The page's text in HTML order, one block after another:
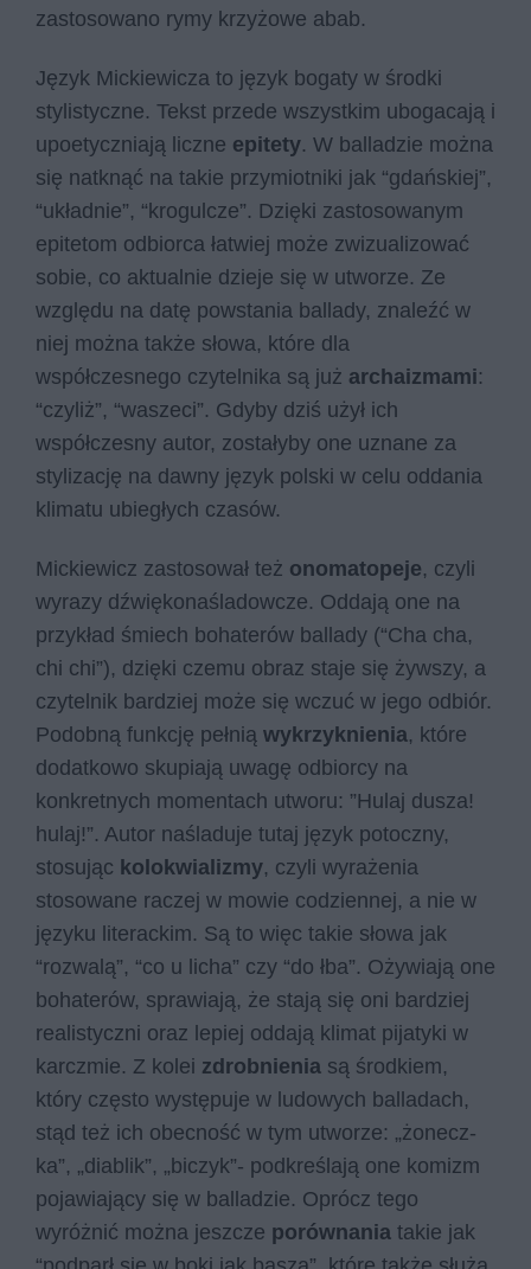
zastosowano rymy krzyżowe abab.
Język Mickiewicza to język bogaty w środki
stylistyczne. Tekst przede wszystkim ubogacają i
upoetyczniają liczne epitety. W balladzie można
się natknąć na takie przymiotniki jak “gdańskiej”,
“układnie”, “krogulcze”. Dzięki zastosowanym
epitetom odbiorca łatwiej może zwizualizować
sobie, co aktualnie dzieje się w utworze. Ze
względu na datę powstania ballady, znaleźć w
niej można także słowa, które dla
współczesnego czytelnika są już archaizmami:
“czyliż”, “waszeci”. Gdyby dziś użył ich
współczesny autor, zostałyby one uznane za
stylizację na dawny język polski w celu oddania
klimatu ubiegłych czasów.
Mickiewicz zastosował też onomatopeje, czyli
wyrazy dźwiękonaśladowcze. Oddają one na
przykład śmiech bohaterów ballady (“Cha cha,
chi chi”), dzięki czemu obraz staje się żywszy, a
czytelnik bardziej może się wczuć w jego odbiór.
Podobną funkcję pełnią wykrzyknienia, które
dodatkowo skupiają uwagę odbiorcy na
konkretnych momentach utworu: ”Hulaj dusza!
hulaj!”. Autor naśladuje tutaj język potoczny,
stosując kolokwializmy, czyli wyrażenia
stosowane raczej w mowie codziennej, a nie w
języku literackim. Są to więc takie słowa jak
“rozwalą”, “co u licha” czy “do łba”. Ożywiają one
bohaterów, sprawiają, że stają się oni bardziej
realistyczni oraz lepiej oddają klimat pijatyki w
karczmie. Z kolei zdrobnienia są środkiem,
który często występuje w ludowych balladach,
stąd też ich obecność w tym utworze: „żo­necz­
ka”, „dia­blik”, „bi­czyk”- podkreślają one komizm
pojawiający się w balladzie. Oprócz tego
wyróżnić można jeszcze porównania takie jak